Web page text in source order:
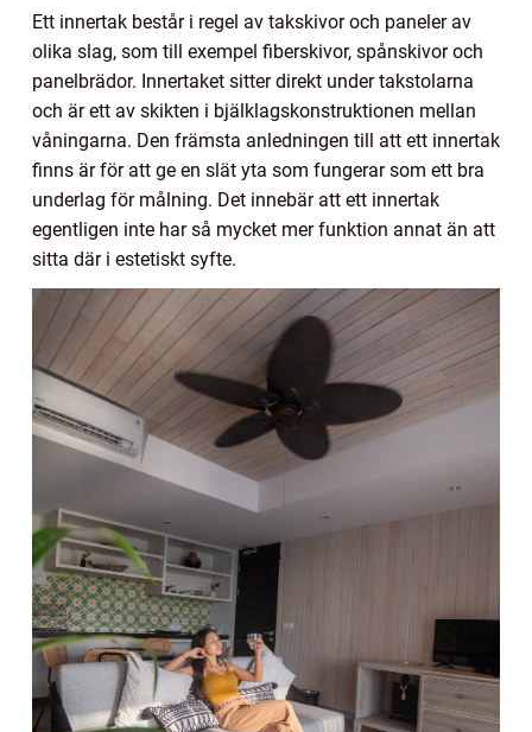
Ett innertak består i regel av takskivor och paneler av
olika slag, som till exempel fiberskivor, spånskivor och
panelbrädor. Innertaket sitter direkt under takstolarna
och är ett av skikten i bjälklagskonstruktionen mellan
våningarna. Den främsta anledningen till att ett innertak
finns är för att ge en slät yta som fungerar som ett bra
underlag för målning. Det innebär att ett innertak
egentligen inte har så mycket mer funktion annat än att
sitta där i estetiskt syfte.